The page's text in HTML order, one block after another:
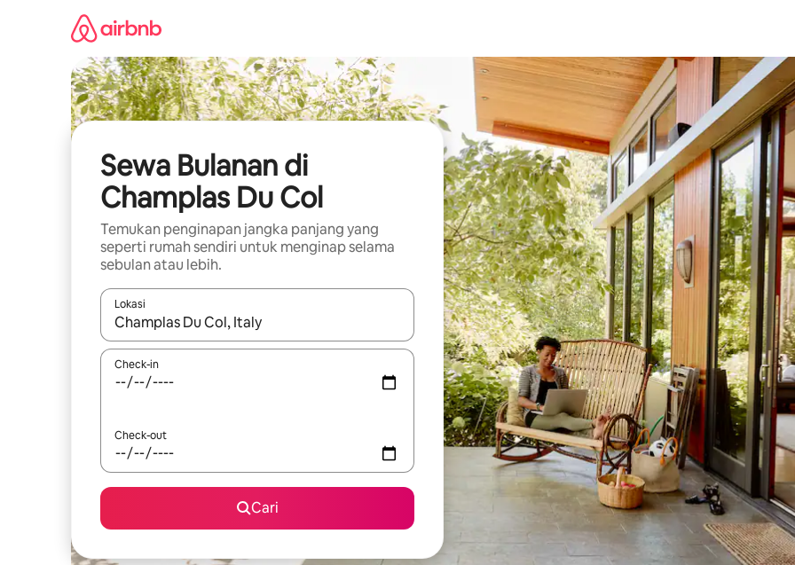
Sewa Bulanan di
Champlas Du Col
Temukan penginapan jangka panjang yang
seperti rumah sendiri untuk menginap selama
sebulan atau lebih.
Lokasi
Jika hasil yang dicari tersedia, telusuri dengan tombol panah ke atas dan ke bawah atau jelajahi dengan sentuhan atau
Check-in
Check-out
Cari